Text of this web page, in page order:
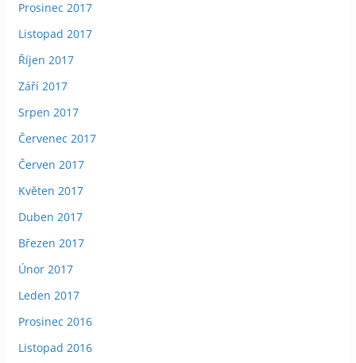
Prosinec 2017
Listopad 2017
Říjen 2017
Září 2017
Srpen 2017
Červenec 2017
Červen 2017
Květen 2017
Duben 2017
Březen 2017
Únor 2017
Leden 2017
Prosinec 2016
Listopad 2016